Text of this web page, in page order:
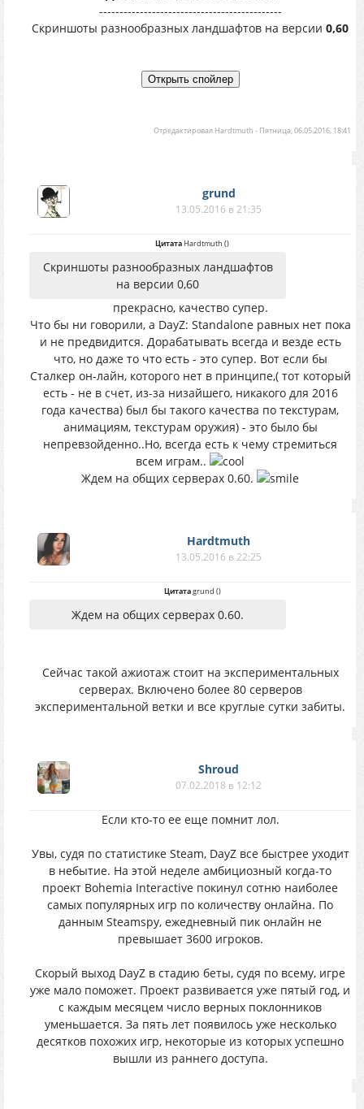
---------------------------------------------
Скриншоты разнообразных ландшафтов на версии 0,60
Отредактировал Hardtmuth - Пятница, 06.05.2016, 18:41
grund
13.05.2016 в 21:35
ЦитатаHardtmuth ()
Скриншоты разнообразных ландшафтов
на версии 0,60
прекрасно, качество супер.
Что бы ни говорили, а DayZ: Standalone равных нет пока
и не предвидится. Дорабатывать всегда и везде есть
что, но даже то что есть - это супер. Вот если бы
Сталкер он-лайн, которого нет в принципе,( тот который
есть - не в счет, из-за низайшего, никакого для 2016
года качества) был бы такого качества по текстурам,
анимациям, текстурам оружия) - это было бы
непревзойденно..Но, всегда есть к чему стремиться
всем играм..
Ждем на общих серверах 0.60.
Hardtmuth
13.05.2016 в 22:25
Цитатаgrund ()
Ждем на общих серверах 0.60.
Сейчас такой ажиотаж стоит на экспериментальных
серверах. Включено более 80 серверов
экспериментальной ветки и все круглые сутки забиты.
Shroud
07.02.2018 в 12:12
Если кто-то ее еще помнит лол.
Увы, судя по статистике Steam, DayZ все быстрее уходит
в небытие. На этой неделе амбициозный когда-то
проект Bohemia Interactive покинул сотню наиболее
самых популярных игр по количеству онлайна. По
данным Steamspy, ежедневный пик онлайн не
превышает 3600 игроков.
Скорый выход DayZ в стадию беты, судя по всему, игре
уже мало поможет. Проект развивается уже пятый год, и
с каждым месяцем число верных поклонников
уменьшается. За пять лет появилось уже несколько
десятков похожих игр, некоторые из которых успешно
вышли из раннего доступа.